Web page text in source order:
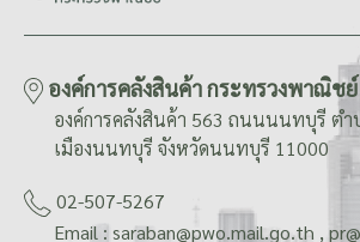
องค์การคลังสินค้า กระทรวงพาณิชย์
องค์การคลังสินค้า 563 ถนนนนทบุรี ตำ
เมืองนนทบุรี จังหวัดนนทบุรี 11000
02-507-5267
Email : saraban@pwo.mail.go.th ,